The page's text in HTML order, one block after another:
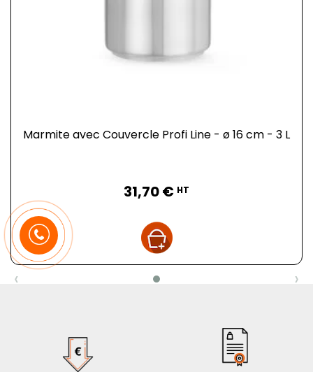
Marmite avec Couvercle Profi Line - ø 16 cm - 3 L
31,70 € HT
‹ ›